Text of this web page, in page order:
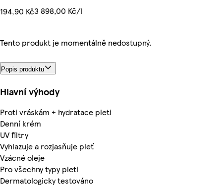
194,90 Kč3 898,00 Kč/l
Tento produkt je momentálně nedostupný.
Popis produktu
Hlavní výhody
Proti vráskám + hydratace pleti
Denní krém
UV filtry
Vyhlazuje a rozjasňuje pleť
Vzácné oleje
Pro všechny typy pleti
Dermatologicky testováno